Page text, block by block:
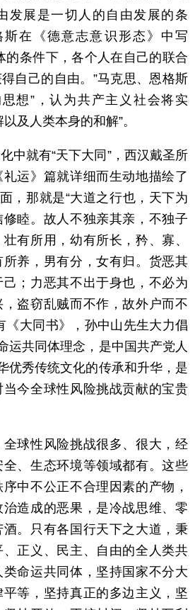
发展是一切人的自由发展的条
斯在《德意志意识形态》中写
的条件下，各个人在自己的联合
自己的自由。”马克思、恩格斯
想”，认为共产主义社会将实
及人类本身的和解”。
就有“天下大同”，西汉戴圣所
运》篇就详细而生动地描绘了
，那就是“大道之行也，天下为
睦。故人不独亲其亲，不独子
有所用，幼有所长，矜、寡、
养，男有分，女有归。货恶其
；力恶其不出于身也，不必为
盗窃乱贼而不作，故外户而不
《大同书》，孙中山先生大力倡
运共同体理念，是中国共产党人
优秀传统文化的传承和升华，是
今全球性风险挑战贡献的宝贵
球性风险挑战很多、很大，经
、生态环境等领域都有。这些
中不公正不合理因素的产物，
造成的恶果，是冷战思维、零
。只有各国行天下之大道，秉
正义、民主、自由的全人类共
命运共同体，坚持国家不分大
等，坚持真正的多边主义，坚